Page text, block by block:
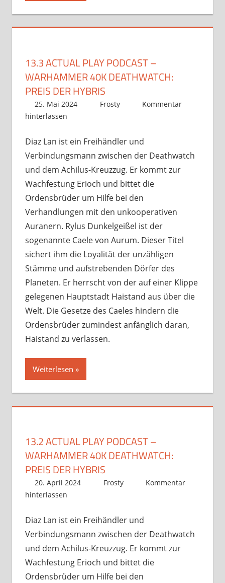
13.3 ACTUAL PLAY PODCAST –
WARHAMMER 40K DEATHWATCH:
PREIS DER HYBRIS
25. Mai 2024 Frosty
Kommentar
hinterlassen
Diaz Lan ist ein Freihändler und
Verbindungsmann zwischen der Deathwatch
und dem Achilus-Kreuzzug. Er kommt zur
Wachfestung Erioch und bittet die
Ordensbrüder um Hilfe bei den
Verhandlungen mit den unkooperativen
Auranern. Rylus Dunkelgeißel ist der
sogenannte Caele von Aurum. Dieser Titel
sichert ihm die Loyalität der unzähligen
Stämme und aufstrebenden Dörfer des
Planeten. Er herrscht von der auf einer Klippe
gelegenen Hauptstadt Haistand aus über die
Welt. Die Gesetze des Caeles hindern die
Ordensbrüder zumindest anfänglich daran,
Haistand zu verlassen.
Weiterlesen
13.2 ACTUAL PLAY PODCAST –
WARHAMMER 40K DEATHWATCH:
PREIS DER HYBRIS
20. April 2024 Frosty
Kommentar
hinterlassen
Diaz Lan ist ein Freihändler und
Verbindungsmann zwischen der Deathwatch
und dem Achilus-Kreuzzug. Er kommt zur
Wachfestung Erioch und bittet die
Ordensbrüder um Hilfe bei den